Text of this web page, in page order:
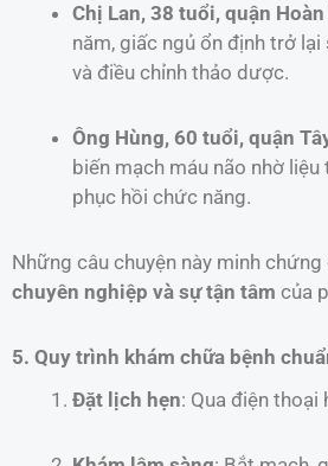
Chị Lan, 38 tuổi, quận
năm, giấc ngủ ổn định trở
và điều chỉnh thảo dược.
Ông Hùng, 60 tuổi, quận
biến mạch máu não nhờ liệu
phục hồi chức năng.
Những câu chuyện này minh chứng
chuyên nghiệp và sự tận tâm của
5. Quy trình khám chữa bệnh
Đặt lịch hẹn: Qua điện thoại